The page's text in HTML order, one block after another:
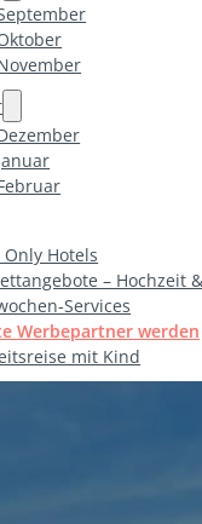
Hotels
– Hochzeit
Services
Werbepartner werden
mit Kind